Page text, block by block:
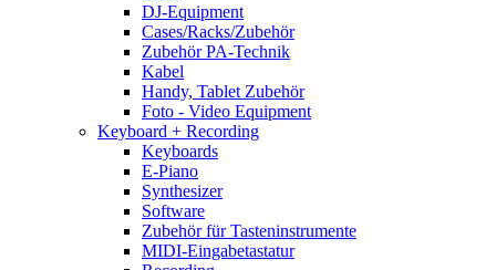
DJ-Equipment
Cases/Racks/Zubehör
Zubehör PA-Technik
Kabel
Handy, Tablet Zubehör
Foto - Video Equipment
Keyboard + Recording
Keyboards
E-Piano
Synthesizer
Software
Zubehör für Tasteninstrumente
MIDI-Eingabetastatur